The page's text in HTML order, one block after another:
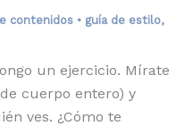
contenidos• guía de estilo,
un ejercicio. Mírate
cuerpo entero) y
ves. ¿Cómo te